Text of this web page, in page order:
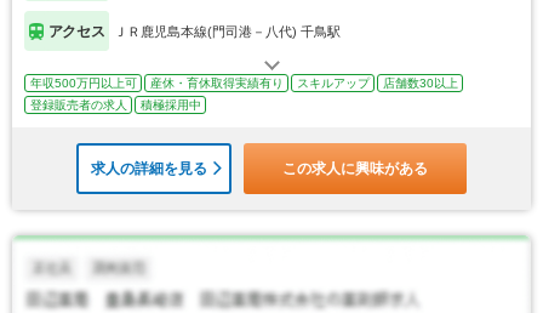
アクセス ＪＲ鹿児島本線(門司港－八代) 千鳥駅
年収500万円以上可 産休・育休取得実績有り スキルアップ
店舗数30以上
登録販売者の求人
積極採用中
求人の詳細を見る この求人に興味がある